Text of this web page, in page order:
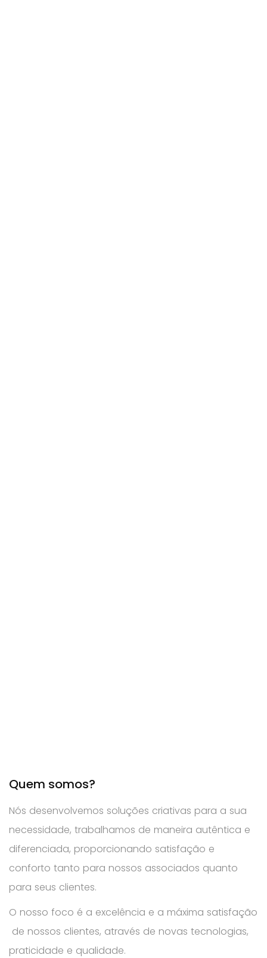
Quem somos?
Nós desenvolvemos soluções criativas para a sua
necessidade, trabalhamos de maneira autêntica e
diferenciada, proporcionando satisfação e
conforto tanto para nossos associados quanto
para seus clientes.
O nosso foco é a excelência e a máxima satisfação
de nossos clientes, através de novas tecnologias,
praticidade e qualidade.